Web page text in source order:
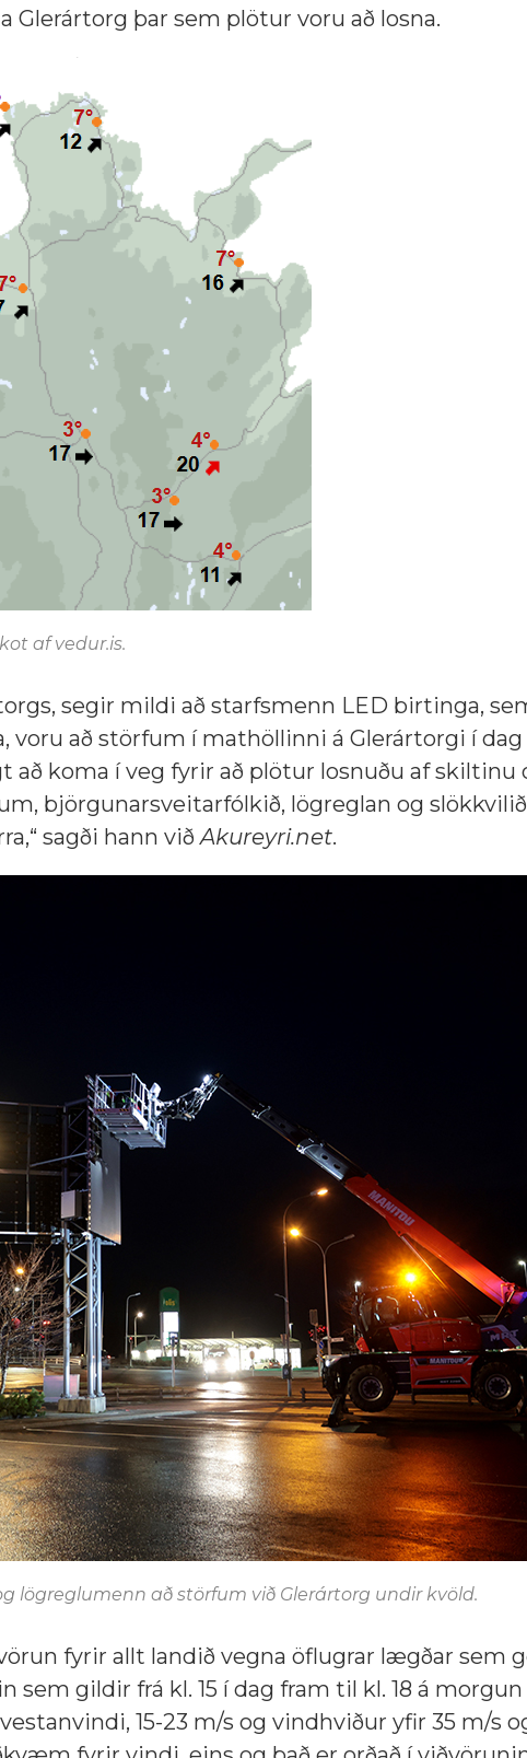
þar sem plötur voru að losna.
af vedur.is.
segir mildi að starfsmenn LED birtinga,
voru að störfum í mathöllinni á Glerártorgi í
að koma í veg fyrir að plötur losnuðu af skiltinu
björgunarsveitarfólkið, lögreglan og
sagði hann viðAkureyri.net.
lögreglumenn að störfum við Glerártorg undir kvöld.
fyrir allt landið vegna öflugrar lægðar sem
sem gildir frá kl. 15 í dag fram til kl. 18 á morgun
15-23 m/s og vindhviður yfir 35 m/s